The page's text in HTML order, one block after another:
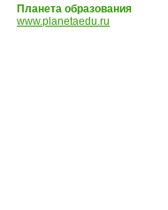
Планета образования
www.planetaedu.ru